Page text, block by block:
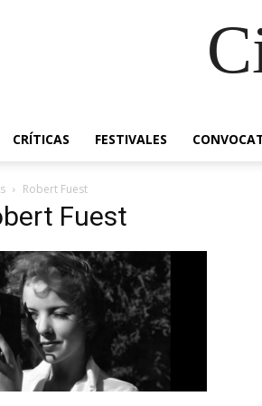
CRÍTICAS FESTIVALES
Robert Fuest
Fuest